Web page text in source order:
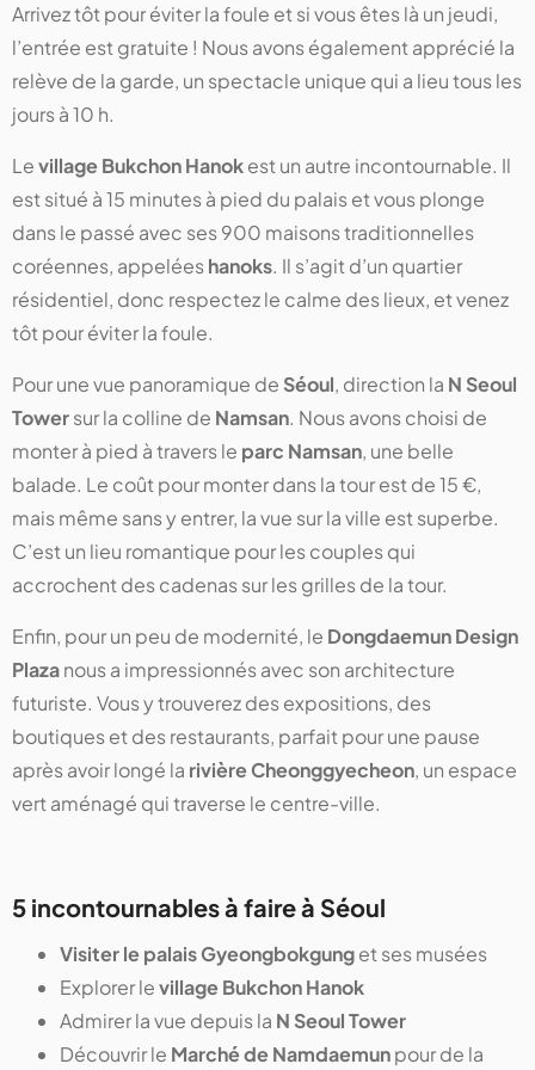
Arrivez tôt pour éviter la foule et si vous êtes là un jeudi,
l’entrée est gratuite ! Nous avons également apprécié la
relève de la garde, un spectacle unique qui a lieu tous les
jours à 10 h.
Levillage Bukchon Hanokest un autre incontournable. Il
est situé à 15 minutes à pied du palais et vous plonge
dans le passé avec ses 900 maisons traditionnelles
coréennes, appeléeshanoks. Il s’agit d’un quartier
résidentiel, donc respectez le calme des lieux, et venez
tôt pour éviter la foule.
Pour une vue panoramique de Séoul, direction la N Seoul
Towersur la colline de Namsan. Nous avons choisi de
monter à pied à travers le parc Namsan, une belle
balade. Le coût pour monter dans la tour est de 15 €,
mais même sans y entrer, la vue sur la ville est superbe.
C’est un lieu romantique pour les couples qui
accrochent des cadenas sur les grilles de la tour.
Enfin, pour un peu de modernité, le Dongdaemun Design
Plazanous a impressionnés avec son architecture
futuriste. Vous y trouverez des expositions, des
boutiques et des restaurants, parfait pour une pause
après avoir longé la rivière Cheonggyecheon, un espace
vert aménagé qui traverse le centre-ville.
5 incontournables à faire à Séoul
Visiter le palais Gyeongbokgunget ses musées
Explorer levillage Bukchon Hanok
Admirer la vue depuis la N Seoul Tower
Découvrir le Marché de Namdaemunpour de la